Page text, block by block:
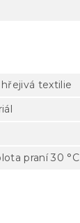
textilie
praní 30 °C